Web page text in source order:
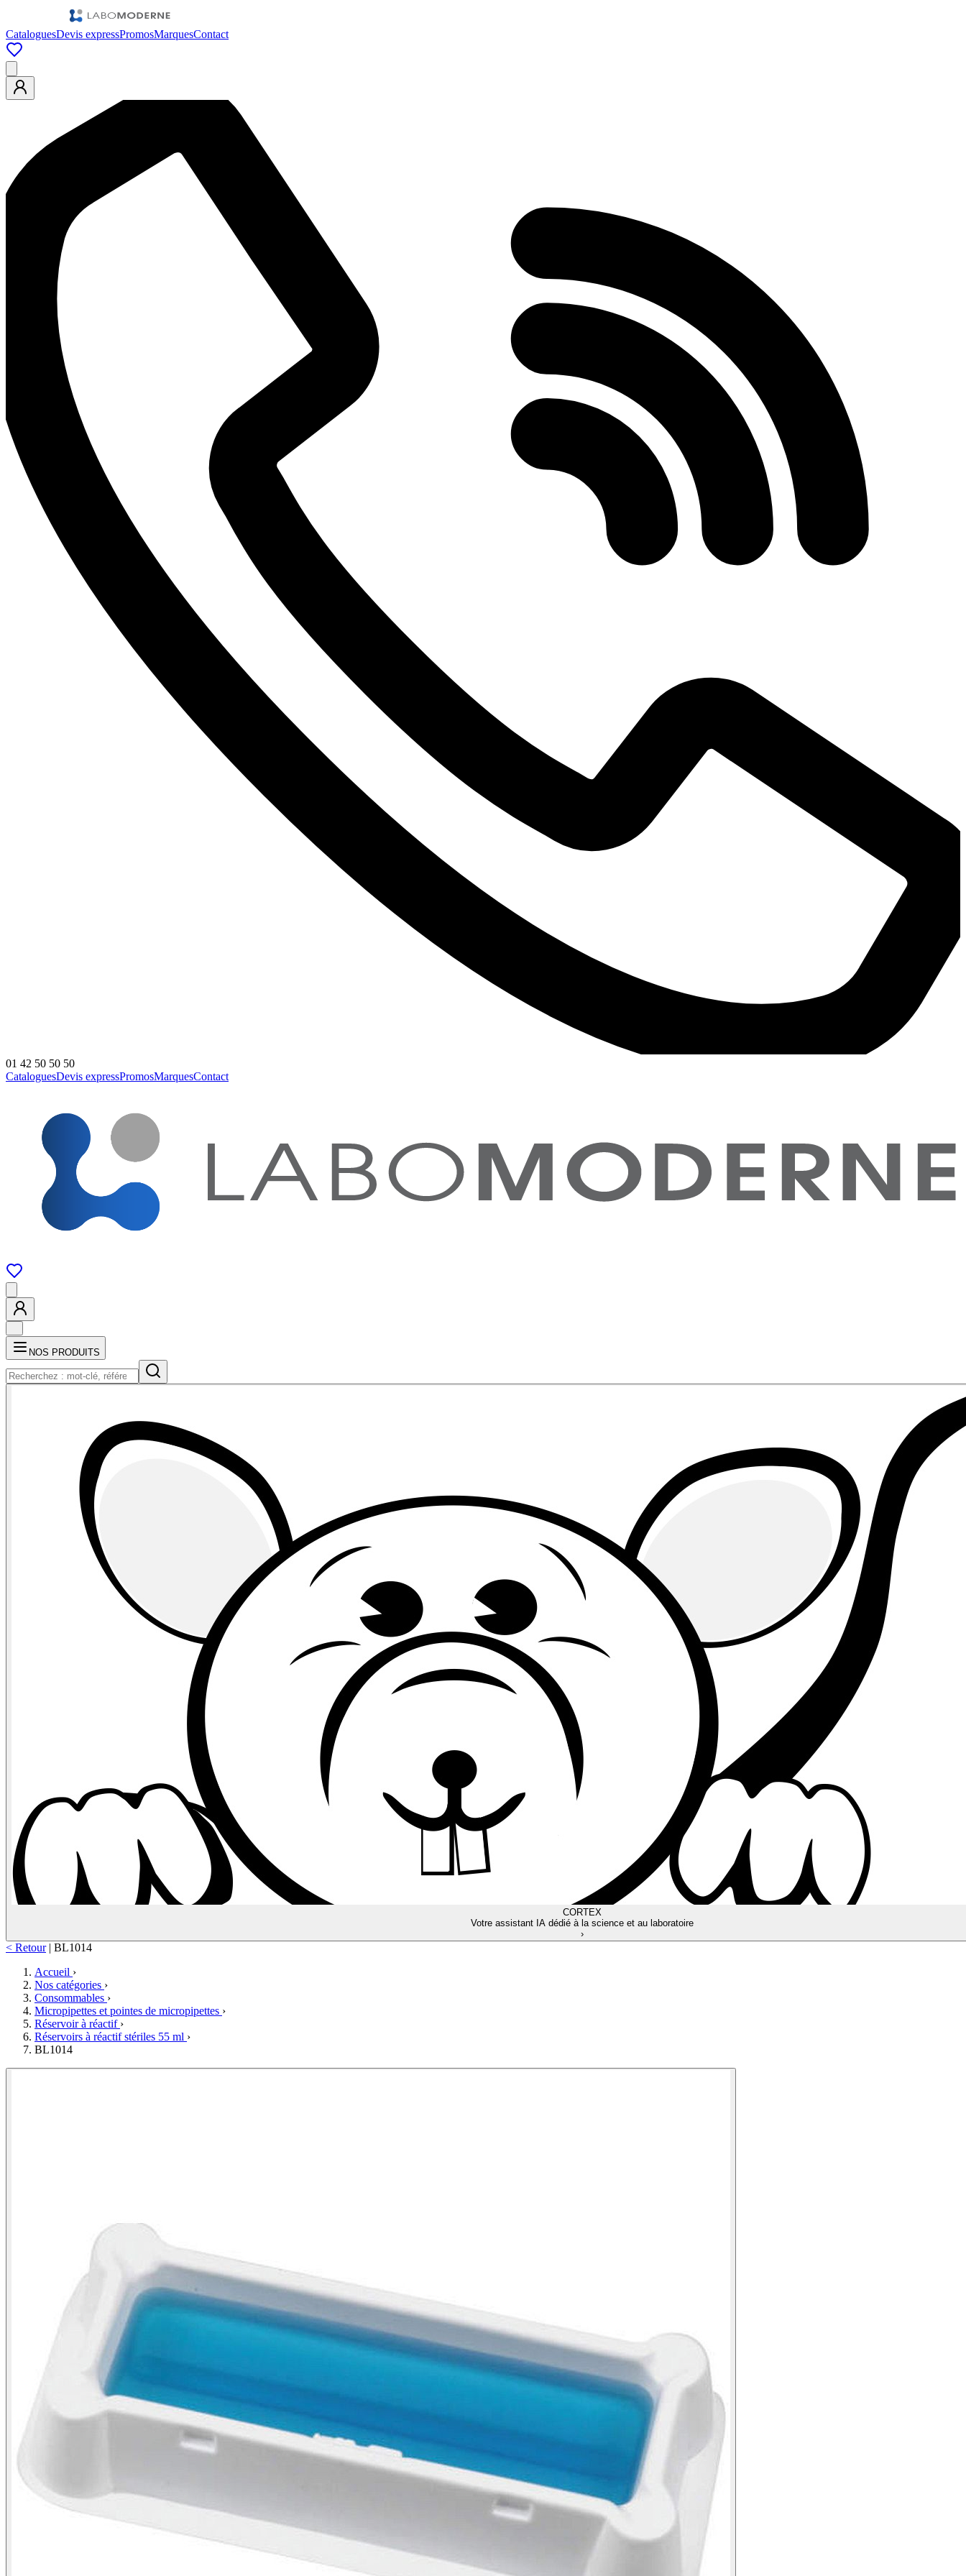
CataloguesDevis expressPromosMarquesContact
01 42 50 50 50
CataloguesDevis expressPromosMarquesContact
NOS PRODUITS
CORTEX
Votre assistant IA dédié à la science et au laboratoire
›
< Retour | BL1014
Accueil ›
Nos catégories ›
Consommables ›
Micropipettes et pointes de micropipettes ›
Réservoir à réactif ›
Réservoirs à réactif stériles 55 ml ›
BL1014